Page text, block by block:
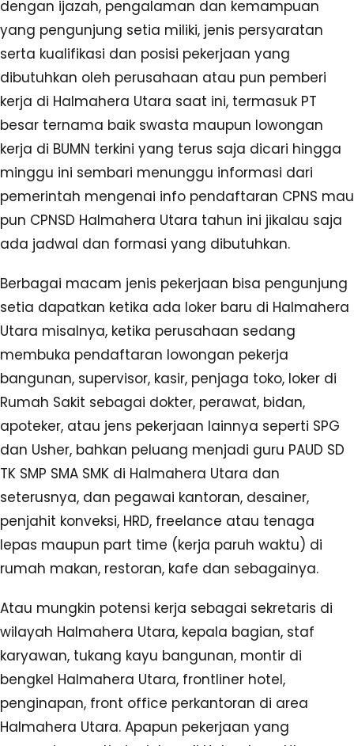
dengan ijazah, pengalaman dan kemampuan
yang pengunjung setia miliki, jenis persyaratan
serta kualifikasi dan posisi pekerjaan yang
dibutuhkan oleh perusahaan atau pun pemberi
kerja di Halmahera Utara saat ini, termasuk PT
besar ternama baik swasta maupun lowongan
kerja di BUMN terkini yang terus saja dicari hingga
minggu ini sembari menunggu informasi dari
pemerintah mengenai info pendaftaran CPNS mau
pun CPNSD Halmahera Utara tahun ini jikalau saja
ada jadwal dan formasi yang dibutuhkan.
Berbagai macam jenis pekerjaan bisa pengunjung
setia dapatkan ketika ada loker baru di Halmahera
Utara misalnya, ketika perusahaan sedang
membuka pendaftaran lowongan pekerja
bangunan, supervisor, kasir, penjaga toko, loker di
Rumah Sakit sebagai dokter, perawat, bidan,
apoteker, atau jens pekerjaan lainnya seperti SPG
dan Usher, bahkan peluang menjadi guru PAUD SD
TK SMP SMA SMK di Halmahera Utara dan
seterusnya, dan pegawai kantoran, desainer,
penjahit konveksi, HRD, freelance atau tenaga
lepas maupun part time (kerja paruh waktu) di
rumah makan, restoran, kafe dan sebagainya.
Atau mungkin potensi kerja sebagai sekretaris di
wilayah Halmahera Utara, kepala bagian, staf
karyawan, tukang kayu bangunan, montir di
bengkel Halmahera Utara, frontliner hotel,
penginapan, front office perkantoran di area
Halmahera Utara. Apapun pekerjaan yang